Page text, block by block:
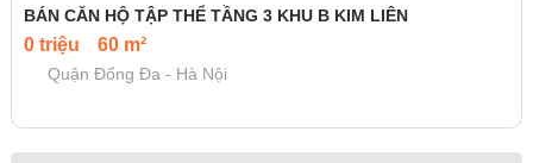
BÁN CĂN HỘ TẬP THỂ TẦNG 3 KHU B KIM LIÊN
0 triệu 60 m²
Quận Đống Đa - Hà Nội